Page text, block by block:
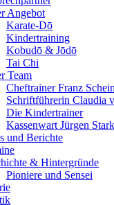
Angebot
Karate-Dō
Kindertraining
Kobudō & Jōdō
Tai Chi
Team
Cheftrainer Franz
Schriftführerin Claudia
Die Kindertrainer
Kassenwart Jürgen Stark
und Berichte
& Hintergründe
Pioniere und Sensei